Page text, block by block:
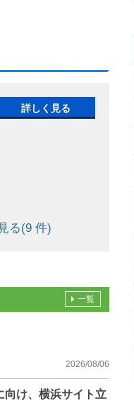
る(9 件)
詳しく見る
2026/08/06
け、横浜サイト立
一覧